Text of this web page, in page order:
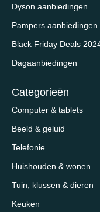
Dyson aanbiedingen
Pampers aanbiedingen
Black Friday Deals
Dagaanbiedingen
Categorieēn
Computer & tablets
Beeld & geluid
Telefonie
Huishouden & wonen
Tuin, klussen & dieren
Keuken